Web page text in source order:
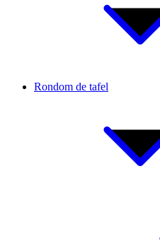
Rondom de tafel